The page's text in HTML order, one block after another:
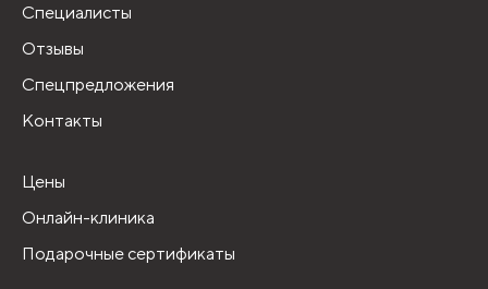
Специалисты
Отзывы
Спецпредложения
Контакты
Цены
Онлайн-клиника
Подарочные сертификаты